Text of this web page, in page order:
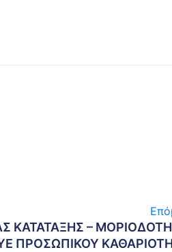
ΚΑΤΑΤΑΞΗΣ –
ΠΡΟΣΩΠΙΚΟΥ